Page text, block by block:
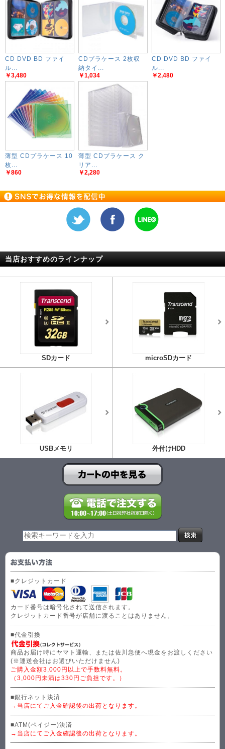
CD DVD BD ファイ
ル...
￥3,480
CDプラケース 2枚収
納タイ...
￥1,034
CD DVD BD ファイ
ル...
￥2,480
薄型 CDプラケース 10
枚...
￥860
薄型 CDプラケース ク
リア...
￥2,280
当店おすすめのラインナップ
SDカード microSDカード
USBメモリ 外付けHDD
■クレジットカード
カード番号は暗号化されて送信されます。
クレジットカード番号が店舗に渡ることはありません。
■代金引換
商品お届け時にヤマト運輸、または佐川急便へ現金をお渡しください
(※運送会社はお選びいただけません)
ご購入金額3,000円以上で手数料無料。
（3,000円未満は330円ご負担です。）
■銀行ネット決済
→当店にてご入金確認後の出荷となります。
■ATM(ペイジー)決済
→当店にてご入金確認後の出荷となります。